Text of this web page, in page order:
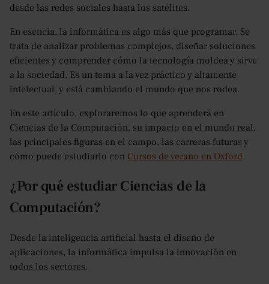
desde las redes sociales hasta los satélites.
En esencia, la informática es algo más que programar. Se
trata de analizar problemas complejos, diseñar soluciones
eficientes y comprender cómo la tecnología moldea y sirve
a la sociedad. Es un tema a la vez práctico y altamente
intelectual, y está cambiando el mundo que nos rodea.
En este artículo, exploraremos lo que aprenderá en
Ciencias de la Computación, su impacto en el mundo real,
las principales figuras en el campo, las carreras futuras y
cómo puede estudiarlo con Cursos de verano en Oxford.
¿Por qué estudiar Ciencias de la
Computación?
Desde la inteligencia artificial hasta el diseño de
aplicaciones, la informática impulsa la innovación en
todos los sectores.